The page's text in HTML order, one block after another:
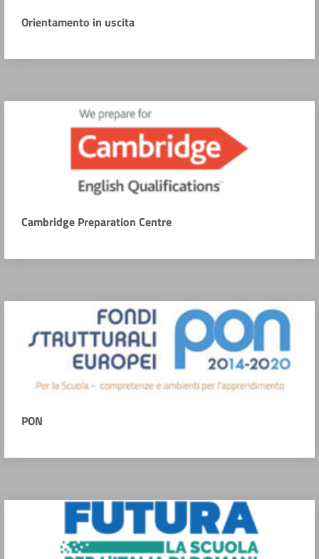
Orientamento in uscita
Cambridge Preparation Centre
PON